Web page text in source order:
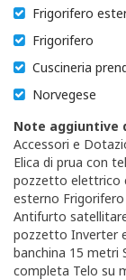
Frigorifero
Frigorifero
Cuscineria
Norvegese
Note aggiuntive
Accessori e
Elica di prua con
pozzetto elettrico
esterno
Antifurto
pozzetto Inverter
banchina 15 metri
completa Telo su